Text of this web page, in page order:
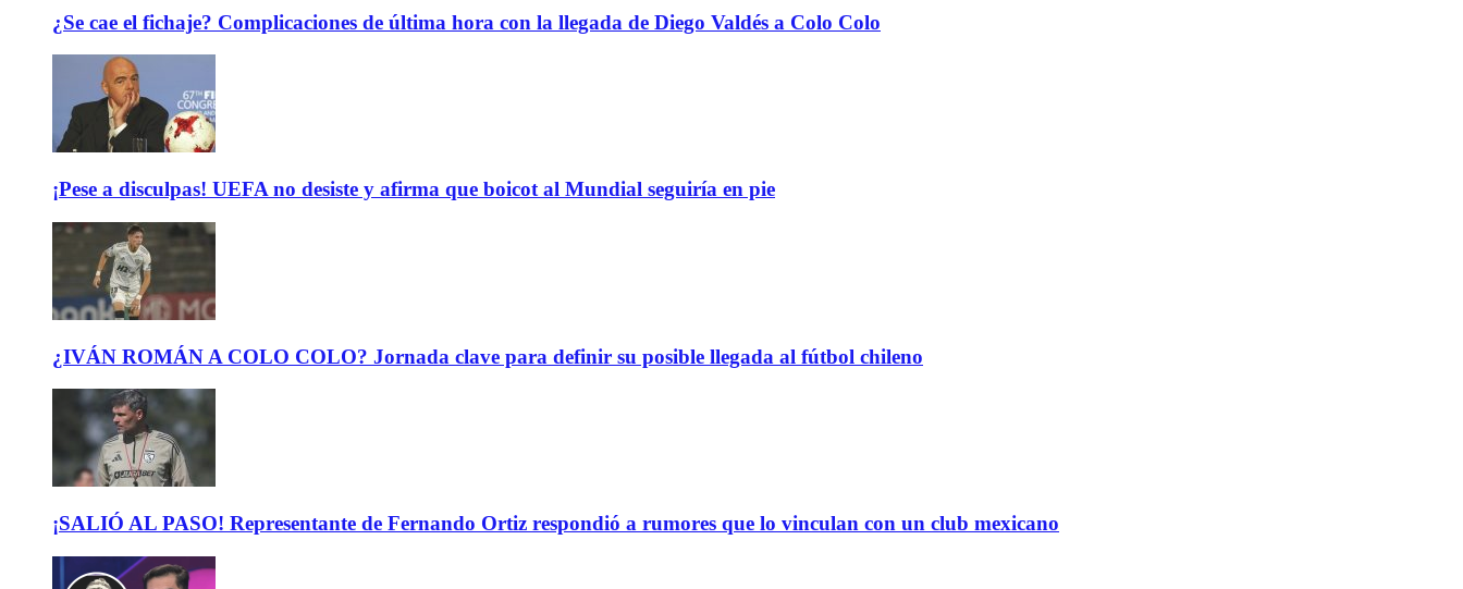
¿Se cae el fichaje? Complicaciones de última hora con la llegada de Diego Valdés a Colo Colo
¡Pese a disculpas! UEFA no desiste y afirma que boicot al Mundial seguiría en pie
¿IVÁN ROMÁN A COLO COLO? Jornada clave para definir su posible llegada al fútbol chileno
¡SALIÓ AL PASO! Representante de Fernando Ortiz respondió a rumores que lo vinculan con un club mexicano